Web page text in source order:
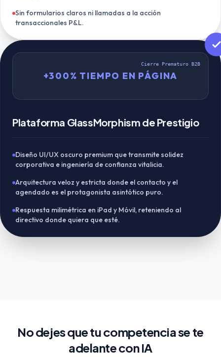
Sin formularios claros ni llamadas a la acción
transaccionales P&L.
+300% TIEMPO EN PÁGINA
Cierre Prematuro B2B
Plataforma GlassMorphism de Prestigio
Diseño UI/UX oscuro premium que transmite solidez
corporativa e ingeniería de confianza vitalicia.
Arquitectura veloz y estricta donde el contacto y el
agendado es el protagonista asintótico puro.
Respuesta milimétrica en iPad y Móvil, reteniendo al
directivo donde quiera que esté.
No dejes que tu competencia se te
adelante con IA